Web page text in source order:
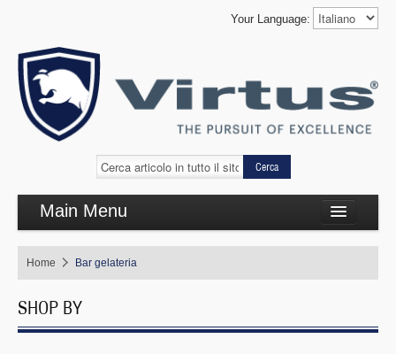
Your Language:
Cerca
Main Menu
Cottura complementare
Refrigerazione
Self Service
Home Bar gelateria
SHOP BY